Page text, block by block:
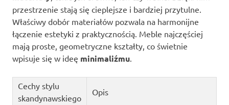
przestrzenie stają się cieplejsze i bardziej przytulne.
Właściwy dobór materiałów pozwala na harmonijne
łączenie estetyki z praktycznością. Meble najczęściej
mają proste, geometryczne kształty, co świetnie
wpisuje się w ideę minimaliźmu.
Cechy stylu
skandynawskiego
Opis